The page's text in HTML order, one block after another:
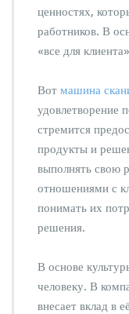
ценностях,
работников. В
«все для
Вот машина
удовлетворение
стремится
продукты и
выполнять свою
отношениями с
понимать их
решения.
В основе
человеку. В
внесает вклад в